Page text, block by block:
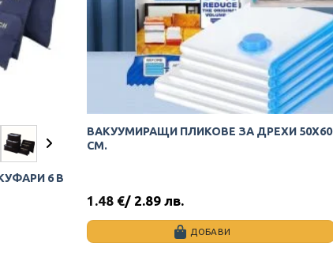
6 В
ВАКУУМИРАЩИ ПЛИКОВЕ ЗА ДРЕХИ 50Х60
СМ.
1.48 €/ 2.89 лв.
ДОБАВИ